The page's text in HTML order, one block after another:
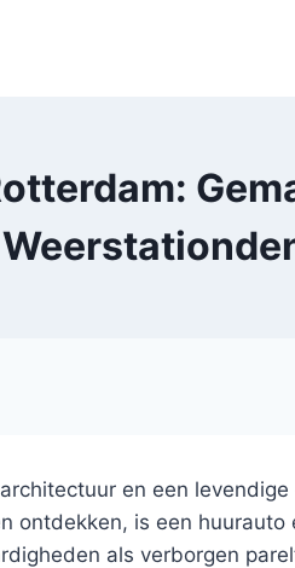
en een
ontdekken, is een
als verborgen